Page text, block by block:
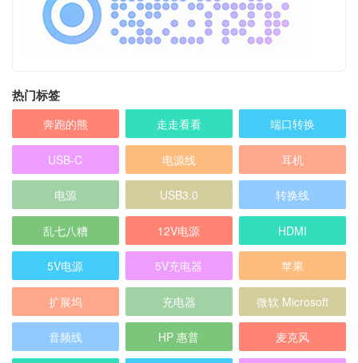
热门标签
奔跑的熊 走走看看 端口转换
USB-C 电源线 耳机
电源 USB3.0 转换线
乱七八糟 12V电源 HDMI
5V电源 5V充电器 苹果
扩展坞 充电器 微软 Microsoft
音频线 HP 惠普 麦克风